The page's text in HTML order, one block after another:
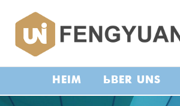
HEIM ÜBER UNS